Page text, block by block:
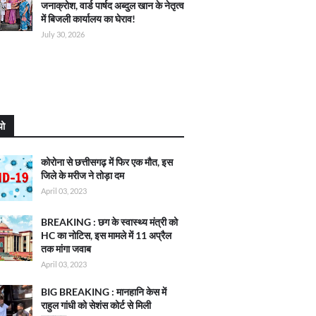
जनाक्रोश, वार्ड पार्षद अब्दुल खान के नेतृत्व
में बिजली कार्यालय का घेराव!
July 30, 2026
कोरोना से छत्तीसगढ़ में फिर एक मौत, इस
जिले के मरीज ने तोड़ा दम
April 03, 2023
BREAKING : छग के स्वास्थ्य मंत्री को
HC का नोटिस, इस मामले में 11 अप्रैल
तक मांगा जवाब
April 03, 2023
BIG BREAKING : मानहानि केस में
राहुल गांधी को सेशंस कोर्ट से मिली